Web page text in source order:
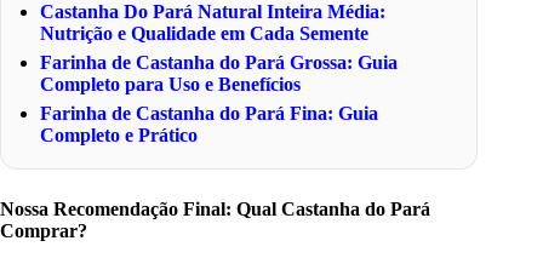
Castanha Do Pará Natural Inteira Média:
Nutrição e Qualidade em Cada Semente
Farinha de Castanha do Pará Grossa: Guia
Completo para Uso e Benefícios
Farinha de Castanha do Pará Fina: Guia
Completo e Prático
Nossa Recomendação Final: Qual Castanha do Pará
Comprar?